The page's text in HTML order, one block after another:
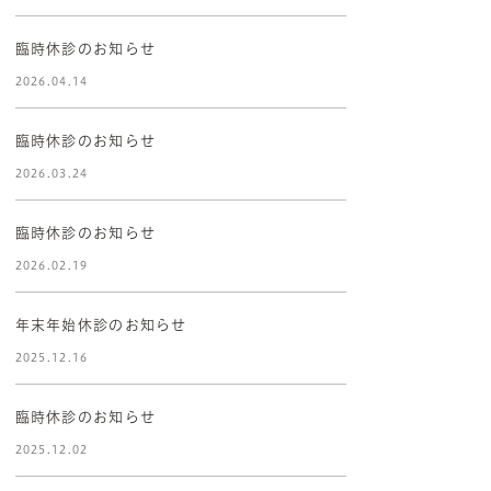
臨時休診のお知らせ
2026.04.14
臨時休診のお知らせ
2026.03.24
臨時休診のお知らせ
2026.02.19
年末年始休診のお知らせ
2025.12.16
臨時休診のお知らせ
2025.12.02